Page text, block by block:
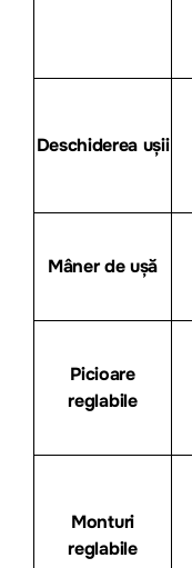
Deschiderea ușii
Mâner de ușă
Picioare
reglabile
Monturi
reglabile